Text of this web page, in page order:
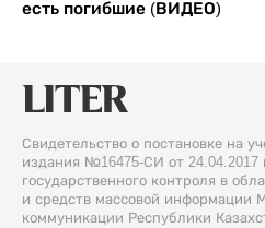
есть погибшие (ВИДЕО)
Свидетельство о постановке на
издания №16475-СИ от 24.04.2017
государственного контроля в
и средств массовой информации
коммуникации Республики